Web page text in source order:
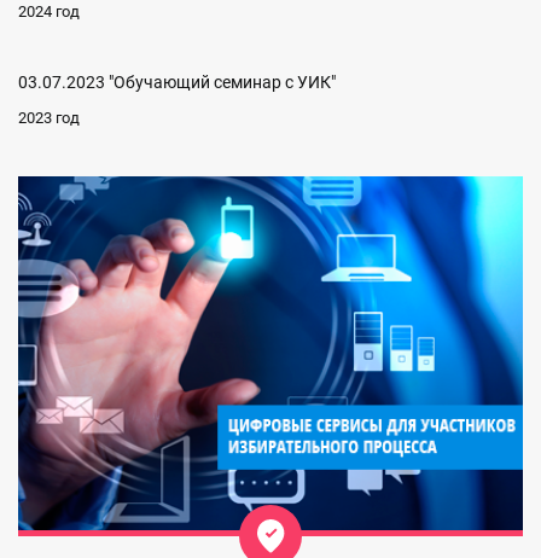
2024 год
03.07.2023 "Обучающий семинар с УИК"
2023 год